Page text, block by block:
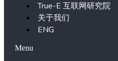
True-E 互联网研究院
关于我们
ENG
Menu